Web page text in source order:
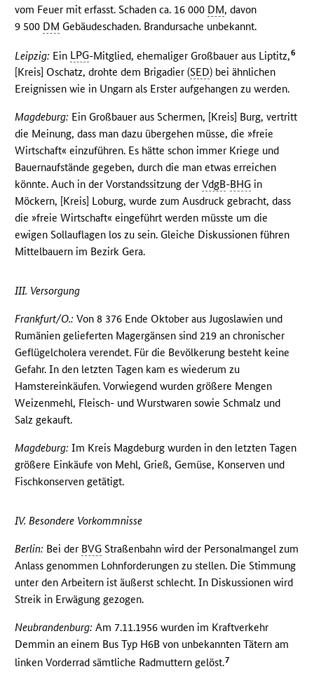
vom Feuer mit erfasst. Schaden ca. 16 000 DM, davon
9 500 DM Gebäudeschaden. Brandursache unbekannt.
Leipzig: Ein LPG-Mitglied, ehemaliger Großbauer aus Liptitz,6
[Kreis] Oschatz, drohte dem Brigadier (SED) bei ähnlichen
Ereignissen wie in Ungarn als Erster aufgehangen zu werden.
Magdeburg: Ein Großbauer aus Schermen, [Kreis] Burg, vertritt
die Meinung, dass man dazu übergehen müsse, die »freie
Wirtschaft« einzuführen. Es hätte schon immer Kriege und
Bauernaufstände gegeben, durch die man etwas erreichen
könnte. Auch in der Vorstandssitzung derVdgB-BHG in
Möckern, [Kreis] Loburg, wurde zum Ausdruck gebracht, dass
die »freie Wirtschaft« eingeführt werden müsste um die
ewigen Sollauflagen los zu sein. Gleiche Diskussionen führen
Mittelbauern im Bezirk Gera.
III. Versorgung
Frankfurt/O.: Von 8 376 Ende Oktober aus Jugoslawien und
Rumänien gelieferten Magergänsen sind 219 an chronischer
Geflügelcholera verendet. Für die Bevölkerung besteht keine
Gefahr. In den letzten Tagen kam es wiederum zu
Hamstereinkäufen. Vorwiegend wurden größere Mengen
Weizenmehl, Fleisch- und Wurstwaren sowie Schmalz und
Salz gekauft.
Magdeburg: Im Kreis Magdeburg wurden in den letzten Tagen
größere Einkäufe von Mehl, Grieß, Gemüse, Konserven und
Fischkonserven getätigt.
IV. Besondere Vorkommnisse
Berlin: Bei der BVG Straßenbahn wird der Personalmangel zum
Anlass genommen Lohnforderungen zu stellen. Die Stimmung
unter den Arbeitern ist äußerst schlecht. In Diskussionen wird
Streik in Erwägung gezogen.
Neubrandenburg: Am 7.11.1956 wurden im Kraftverkehr
Demmin an einem Bus Typ H6B von unbekannten Tätern am
linken Vorderrad sämtliche Radmuttern gelöst.7